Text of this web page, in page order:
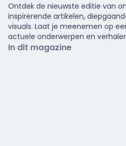
Ontdek de nieuwste editie van
inspirerende artikelen,
visuals. Laat je meenemen op
actuele onderwerpen en
In dit magazine